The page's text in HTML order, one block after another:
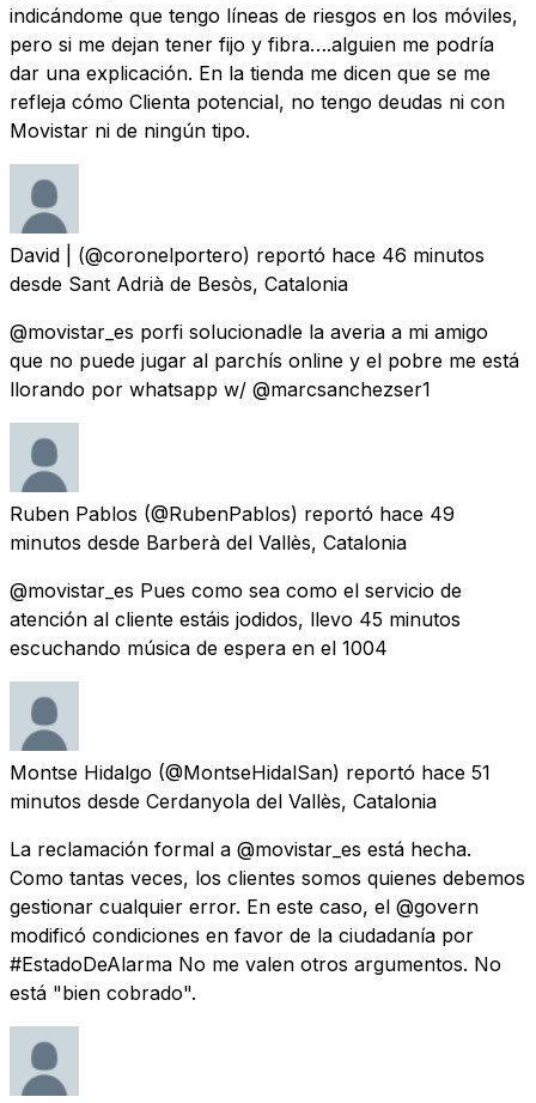
indicándome que tengo líneas de riesgos en los móviles,
pero si me dejan tener fijo y fibra….alguien me podría
dar una explicación. En la tienda me dicen que se me
refleja cómo Clienta potencial, no tengo deudas ni con
Movistar ni de ningún tipo.
David | (@coronelportero) reportó hace 46 minutos
desde Sant Adrià de Besòs, Catalonia
@movistar_es porfi solucionadle la averia a mi amigo
que no puede jugar al parchís online y el pobre me está
llorando por whatsapp w/ @marcsanchezser1
Ruben Pablos (@RubenPablos) reportó hace 49
minutos desde Barberà del Vallès, Catalonia
@movistar_es Pues como sea como el servicio de
atención al cliente estáis jodidos, llevo 45 minutos
escuchando música de espera en el 1004
Montse Hidalgo (@MontseHidalSan) reportó hace 51
minutos desde Cerdanyola del Vallès, Catalonia
La reclamación formal a @movistar_es está hecha.
Como tantas veces, los clientes somos quienes debemos
gestionar cualquier error. En este caso, el @govern
modificó condiciones en favor de la ciudadanía por
#EstadoDeAlarma No me valen otros argumentos. No
está "bien cobrado".